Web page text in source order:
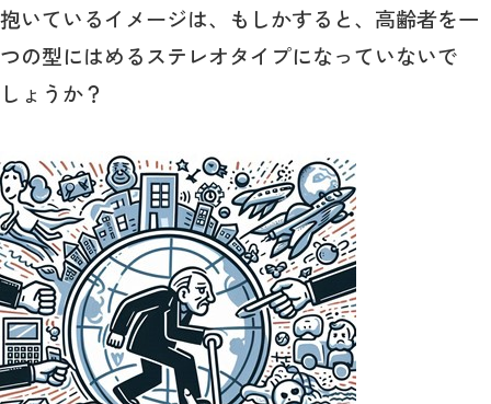
抱いているイメージは、もしかすると、高齢者を一
つの型にはめるステレオタイプになっていないで
しょうか？